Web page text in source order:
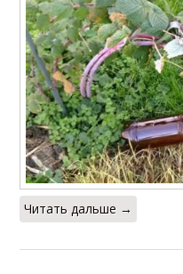
Читать дальше →